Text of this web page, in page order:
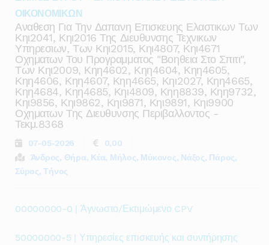
ΟΙΚΟΝΟΜΙΚΩΝ
Αναθεση Για Την Δαπανη Επισκευης Ελαστικων Των
Κηι2041, Κηι2016 Της Διευθυνσης Τεχνικων
Υπηρεσιων, Των Κηι2015, Κηι4807, Κηι4671
Οχηματων Του Προγραμματος "βοηθεια Στο Σπιτι",
Των Κηι2009, Κηη4602, Κηη4604, Κηη4605,
Κηη4606, Κηη4607, Κηη4665, Κηι2027, Κηη4665,
Κηη4684, Κηη4685, Κηι4809, Κηη8839, Κηη9732,
Κηι9856, Κηι9862, Κηι9871, Κηι9891, Κηι9900
Οχηματων Της Διευθυνσης Περιβαλλοντος -
Τεκμ.8368
07-05-2026
0,00
Άνδρος, Θήρα, Κέα, Μήλος, Μύκονος, Νάξος, Πάρος,
Σύρος, Τήνος
00000000-0 | Άγνωστο/Εκτιμώμενο CPV
50000000-5 | Υπηρεσίες επισκευής και συντήρησης